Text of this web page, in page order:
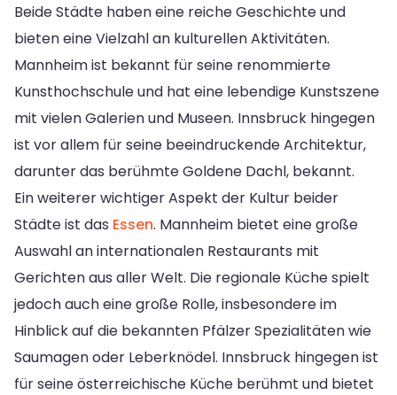
Beide Städte haben eine reiche Geschichte und
bieten eine Vielzahl an kulturellen Aktivitäten.
Mannheim ist bekannt für seine renommierte
Kunsthochschule und hat eine lebendige Kunstszene
mit vielen Galerien und Museen. Innsbruck hingegen
ist vor allem für seine beeindruckende Architektur,
darunter das berühmte Goldene Dachl, bekannt.
Ein weiterer wichtiger Aspekt der Kultur beider
Städte ist das Essen. Mannheim bietet eine große
Auswahl an internationalen Restaurants mit
Gerichten aus aller Welt. Die regionale Küche spielt
jedoch auch eine große Rolle, insbesondere im
Hinblick auf die bekannten Pfälzer Spezialitäten wie
Saumagen oder Leberknödel. Innsbruck hingegen ist
für seine österreichische Küche berühmt und bietet